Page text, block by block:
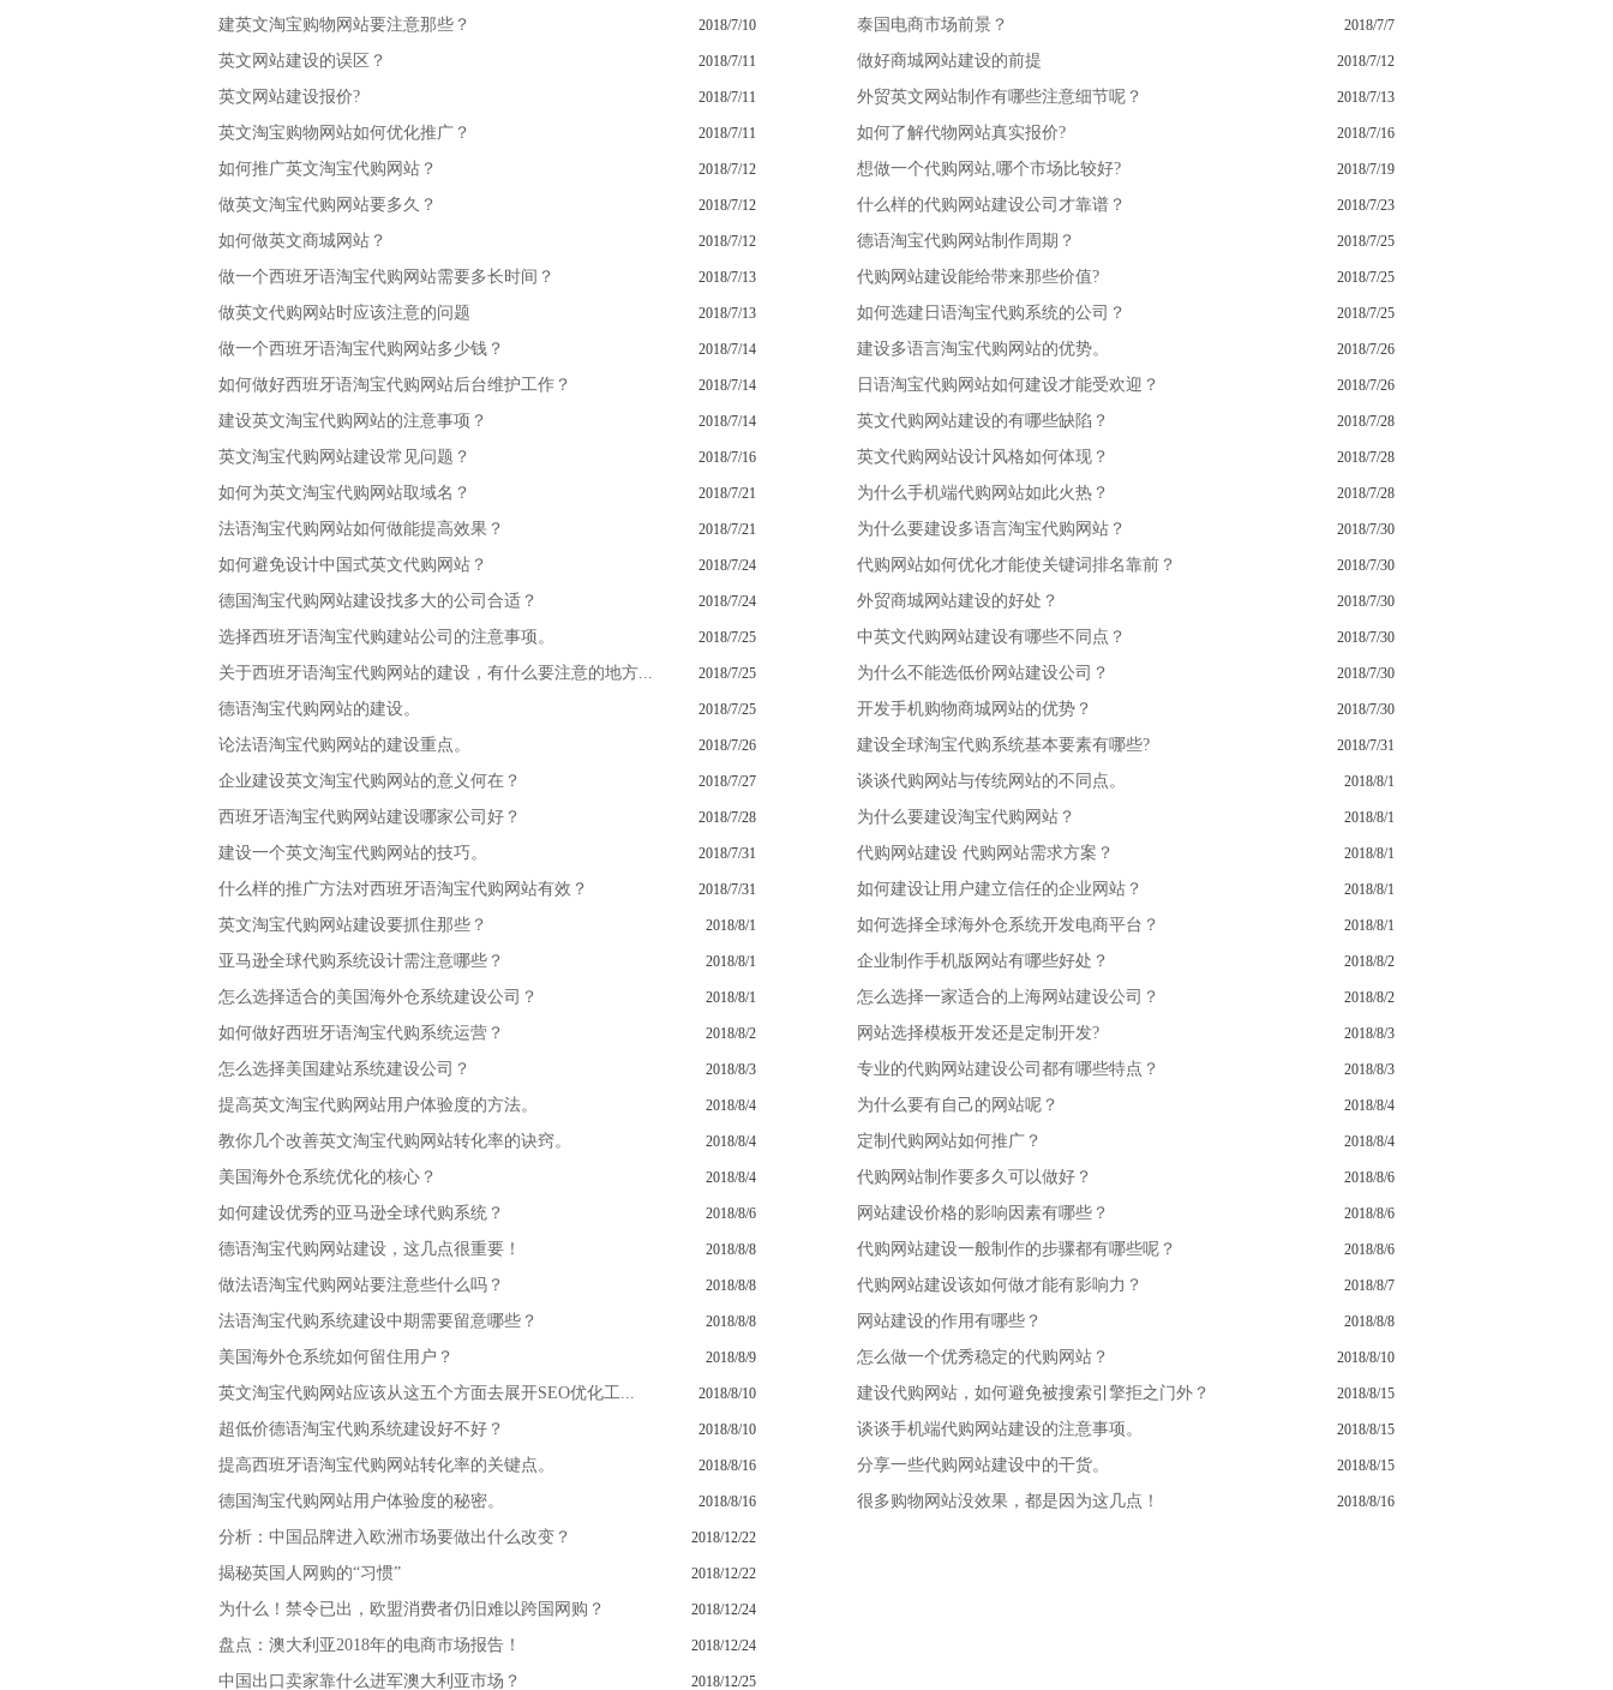
建英文淘宝购物网站要注意那些？ 2018/7/10
英文网站建设的误区？ 2018/7/11
英文网站建设报价? 2018/7/11
英文淘宝购物网站如何优化推广？ 2018/7/11
如何推广英文淘宝代购网站？ 2018/7/12
做英文淘宝代购网站要多久？ 2018/7/12
如何做英文商城网站？ 2018/7/12
做一个西班牙语淘宝代购网站需要多长时间？ 2018/7/13
做英文代购网站时应该注意的问题 2018/7/13
做一个西班牙语淘宝代购网站多少钱？ 2018/7/14
如何做好西班牙语淘宝代购网站后台维护工作？ 2018/7/14
建设英文淘宝代购网站的注意事项？ 2018/7/14
英文淘宝代购网站建设常见问题？ 2018/7/16
如何为英文淘宝代购网站取域名？ 2018/7/21
法语淘宝代购网站如何做能提高效果？ 2018/7/21
如何避免设计中国式英文代购网站？ 2018/7/24
德国淘宝代购网站建设找多大的公司合适？ 2018/7/24
选择西班牙语淘宝代购建站公司的注意事项。 2018/7/25
关于西班牙语淘宝代购网站的建设，有什么要注意的地方... 2018/7/25
德语淘宝代购网站的建设。 2018/7/25
论法语淘宝代购网站的建设重点。 2018/7/26
企业建设英文淘宝代购网站的意义何在？ 2018/7/27
西班牙语淘宝代购网站建设哪家公司好？ 2018/7/28
建设一个英文淘宝代购网站的技巧。 2018/7/31
什么样的推广方法对西班牙语淘宝代购网站有效？ 2018/7/31
英文淘宝代购网站建设要抓住那些？ 2018/8/1
亚马逊全球代购系统设计需注意哪些？ 2018/8/1
怎么选择适合的美国海外仓系统建设公司？ 2018/8/1
如何做好西班牙语淘宝代购系统运营？ 2018/8/2
怎么选择美国建站系统建设公司？ 2018/8/3
提高英文淘宝代购网站用户体验度的方法。 2018/8/4
教你几个改善英文淘宝代购网站转化率的诀窍。 2018/8/4
美国海外仓系统优化的核心？ 2018/8/4
如何建设优秀的亚马逊全球代购系统？ 2018/8/6
德语淘宝代购网站建设，这几点很重要！ 2018/8/8
做法语淘宝代购网站要注意些什么吗？ 2018/8/8
法语淘宝代购系统建设中期需要留意哪些？ 2018/8/8
美国海外仓系统如何留住用户？ 2018/8/9
英文淘宝代购网站应该从这五个方面去展开SEO优化工... 2018/8/10
超低价德语淘宝代购系统建设好不好？ 2018/8/10
提高西班牙语淘宝代购网站转化率的关键点。 2018/8/16
德国淘宝代购网站用户体验度的秘密。 2018/8/16
分析：中国品牌进入欧洲市场要做出什么改变？ 2018/12/22
揭秘英国人网购的“习惯” 2018/12/22
为什么！禁令已出，欧盟消费者仍旧难以跨国网购？ 2018/12/24
盘点：澳大利亚2018年的电商市场报告！ 2018/12/24
中国出口卖家靠什么进军澳大利亚市场？ 2018/12/25
泰国电商市场前景？ 2018/7/7
做好商城网站建设的前提 2018/7/12
外贸英文网站制作有哪些注意细节呢？ 2018/7/13
如何了解代物网站真实报价? 2018/7/16
想做一个代购网站,哪个市场比较好? 2018/7/19
什么样的代购网站建设公司才靠谱？ 2018/7/23
德语淘宝代购网站制作周期？ 2018/7/25
代购网站建设能给带来那些价值? 2018/7/25
如何选建日语淘宝代购系统的公司？ 2018/7/25
建设多语言淘宝代购网站的优势。 2018/7/26
日语淘宝代购网站如何建设才能受欢迎？ 2018/7/26
英文代购网站建设的有哪些缺陷？ 2018/7/28
英文代购网站设计风格如何体现？ 2018/7/28
为什么手机端代购网站如此火热？ 2018/7/28
为什么要建设多语言淘宝代购网站？ 2018/7/30
代购网站如何优化才能使关键词排名靠前？ 2018/7/30
外贸商城网站建设的好处？ 2018/7/30
中英文代购网站建设有哪些不同点？ 2018/7/30
为什么不能选低价网站建设公司？ 2018/7/30
开发手机购物商城网站的优势？ 2018/7/30
建设全球淘宝代购系统基本要素有哪些? 2018/7/31
谈谈代购网站与传统网站的不同点。 2018/8/1
为什么要建设淘宝代购网站？ 2018/8/1
代购网站建设 代购网站需求方案？ 2018/8/1
如何建设让用户建立信任的企业网站？ 2018/8/1
如何选择全球海外仓系统开发电商平台？ 2018/8/1
企业制作手机版网站有哪些好处？ 2018/8/2
怎么选择一家适合的上海网站建设公司？ 2018/8/2
网站选择模板开发还是定制开发? 2018/8/3
专业的代购网站建设公司都有哪些特点？ 2018/8/3
为什么要有自己的网站呢？ 2018/8/4
定制代购网站如何推广？ 2018/8/4
代购网站制作要多久可以做好？ 2018/8/6
网站建设价格的影响因素有哪些？ 2018/8/6
代购网站建设一般制作的步骤都有哪些呢？ 2018/8/6
代购网站建设该如何做才能有影响力？ 2018/8/7
网站建设的作用有哪些？ 2018/8/8
怎么做一个优秀稳定的代购网站？ 2018/8/10
建设代购网站，如何避免被搜索引擎拒之门外？ 2018/8/15
谈谈手机端代购网站建设的注意事项。 2018/8/15
分享一些代购网站建设中的干货。 2018/8/15
很多购物网站没效果，都是因为这几点！ 2018/8/16